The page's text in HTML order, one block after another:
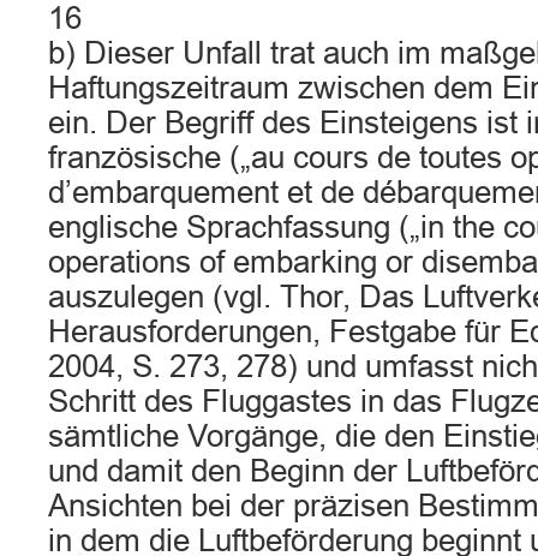
16
b) Dieser Unfall trat auch im
Haftungszeitraum zwischen dem
ein. Der Begriff des Einsteigens ist
französische („au cours de toutes
d’embarquement et de
englische Sprachfassung („in the
operations of embarking or
auszulegen (vgl. Thor, Das
Herausforderungen, Festgabe für
2004, S. 273, 278) und umfasst
Schritt des Fluggastes in das
sämtliche Vorgänge, die den
und damit den Beginn der
Ansichten bei der präzisen
in dem die Luftbeförderung beginnt